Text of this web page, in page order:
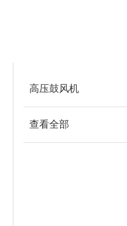
高压鼓风机
查看全部